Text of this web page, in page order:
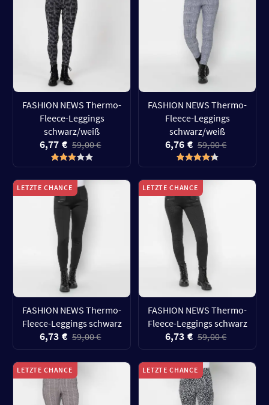
FASHION NEWS Thermo-
Fleece-Leggings
schwarz/weiß
6,77 € 59,00 €
FASHION NEWS Thermo-
Fleece-Leggings
schwarz/weiß
6,76 € 59,00 €
LETZTE CHANCE
FASHION NEWS Thermo-
Fleece-Leggings schwarz
6,73 € 59,00 €
LETZTE CHANCE
FASHION NEWS Thermo-
Fleece-Leggings schwarz
6,73 € 59,00 €
LETZTE CHANCE LETZTE CHANCE